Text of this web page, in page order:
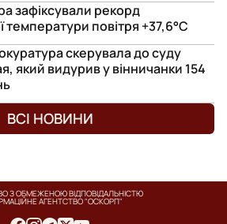
зафіксували рекорд
температури повітря +37,6°С
скерувала до суду
який видурив у вінничанки 154
ВСІ НОВИНИ
З ОБМЕЖЕНОЮ ВІДПОВІДАЛЬНІСТЮ
АГЕНТСТВО "ОСКОРП"